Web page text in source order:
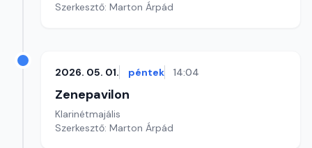
Szerkesztő: Marton Árpád
2026. 05. 01. péntek 14:04
Zenepavilon
Klarinétmajális
Szerkesztő: Marton Árpád